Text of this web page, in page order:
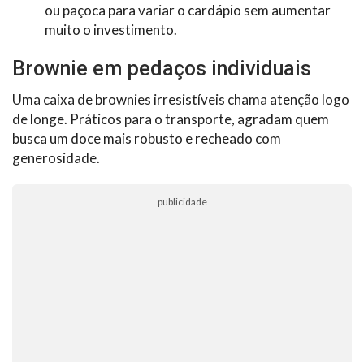
ou paçoca para variar o cardápio sem aumentar
muito o investimento.
Brownie em pedaços individuais
Uma caixa de brownies irresistíveis chama atenção logo
de longe. Práticos para o transporte, agradam quem
busca um doce mais robusto e recheado com
generosidade.
publicidade